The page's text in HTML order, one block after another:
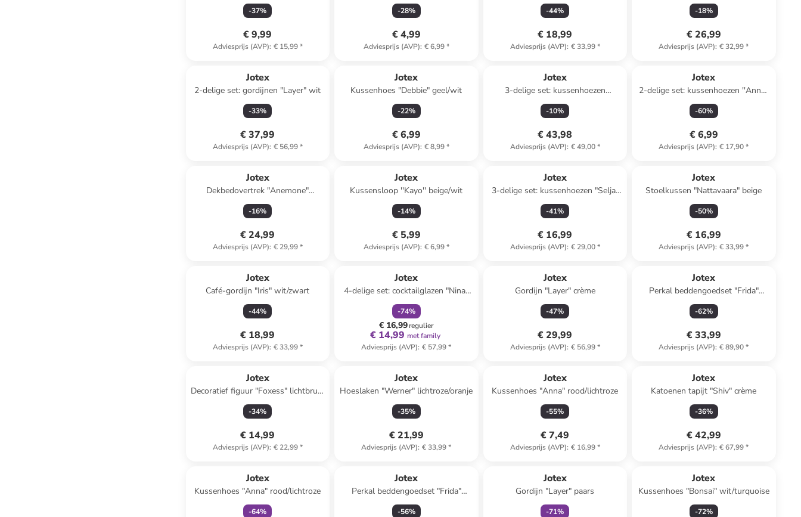
-37%
€ 9,99
Adviesprijs (AVP): € 15,99*
-28%
€ 4,99
Adviesprijs (AVP): € 6,99*
-44%
€ 18,99
Adviesprijs (AVP): € 33,99*
-18%
€ 26,99
Adviesprijs (AVP): € 32,99*
Jotex
2-delige set: gordijnen "Layer" wit
-33%
€ 37,99
Adviesprijs (AVP): € 56,99*
Jotex
Kussenhoes "Debbie" geel/wit
-22%
€ 6,99
Adviesprijs (AVP): € 8,99*
Jotex
3-delige set: kussenhoezen
"Chambray" beige/wit/grijs
-10%
€ 43,98
Adviesprijs (AVP): € 49,00*
Jotex
2-delige set: kussenhoezen ''Anna''
oranje/wit
-60%
€ 6,99
Adviesprijs (AVP): € 17,90*
Jotex
Dekbedovertrek "Anemone"
blauw/wit
-16%
€ 24,99
Adviesprijs (AVP): € 29,99*
Jotex
Kussensloop ''Kayo'' beige/wit
-14%
€ 5,99
Adviesprijs (AVP): € 6,99*
Jotex
3-delige set: kussenhoezen "Selja"
wit/donkerblauw/rood
-41%
€ 16,99
Adviesprijs (AVP): € 29,00*
Jotex
Stoelkussen "Nattavaara" beige
-50%
€ 16,99
Adviesprijs (AVP): € 33,99*
Jotex
Café-gordijn "Iris" wit/zwart
-44%
€ 18,99
Adviesprijs (AVP): € 33,99*
Jotex
4-delige set: cocktailglazen "Nina"
transparant - 250 ml
-74%
€ 16,99regulier
€ 14,99 met family
Adviesprijs (AVP): € 57,99*
Jotex
Gordijn "Layer" crème
-47%
€ 29,99
Adviesprijs (AVP): € 56,99*
Jotex
Perkal beddengoedset "Frida"
geel/wit
-62%
€ 33,99
Adviesprijs (AVP): € 89,90*
Jotex
Decoratief figuur "Foxess" lichtbruin
- (B)10,8 x (H)16,4 x (D)17,8 cm
-34%
€ 14,99
Adviesprijs (AVP): € 22,99*
Jotex
Hoeslaken "Werner" lichtroze/oranje
-35%
€ 21,99
Adviesprijs (AVP): € 33,99*
Jotex
Kussenhoes "Anna" rood/lichtroze
-55%
€ 7,49
Adviesprijs (AVP): € 16,99*
Jotex
Katoenen tapijt "Shiv" crème
-36%
€ 42,99
Adviesprijs (AVP): € 67,99*
Jotex
Kussenhoes "Anna" rood/lichtroze
-64%
Jotex
Perkal beddengoedset "Frida"
rood/lichtroze/paars
-56%
Jotex
Gordijn "Layer" paars
-71%
Jotex
Kussenhoes "Bonsai" wit/turquoise
-72%